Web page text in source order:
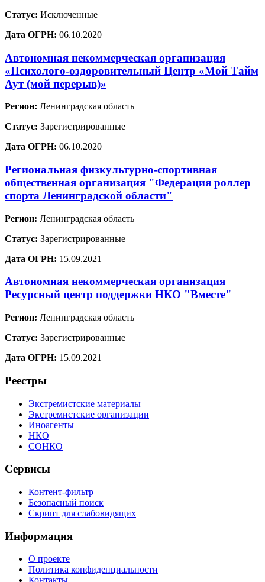
Статус: Исключенные
Дата ОГРН: 06.10.2020
Автономная некоммерческая организация
«Психолого-оздоровительный Центр «Мой Тайм
Аут (мой перерыв)»
Регион: Ленинградская область
Статус: Зарегистрированные
Дата ОГРН: 06.10.2020
Региональная физкультурно-спортивная
общественная организация "Федерация роллер
спорта Ленинградской области"
Регион: Ленинградская область
Статус: Зарегистрированные
Дата ОГРН: 15.09.2021
Автономная некоммерческая организация
Ресурсный центр поддержки НКО "Вместе"
Регион: Ленинградская область
Статус: Зарегистрированные
Дата ОГРН: 15.09.2021
Реестры
Экстремистские материалы
Экстремистские организации
Иноагенты
НКО
СОНКО
Сервисы
Контент-фильтр
Безопасный поиск
Скрипт для слабовидящих
Информация
О проекте
Политика конфиденциальности